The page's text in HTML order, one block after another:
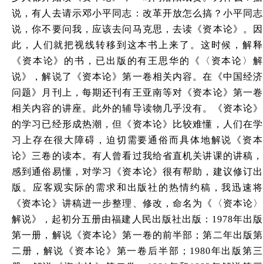
说，有人去请示邓小平同志：改革开放怎么搞？小平同志
说，你不要问我，应该去问马克思，去读《资本论》。因
此，人们就把视线转移到这本书上来了。这时候，解释
《资本论》的书，已出版的有王思华的《〈资本论〉解
说》，解说了《资本论》第一卷相关内容。在《中国经济
问题》月刊上，每期还刊有王亚南等对《资本论》第一卷
相关内容的讲座。此外的辅导读物几乎没有。《资本论》
的学习已经形成热潮，但《资本论》比较难懂，人们在学
习上存在很大障碍，迫切需要通俗而具体地解说《资本
论》三卷的读本。有人曾看过我给省直机关讲课的讲稿，
感到通俗易懂，对学习《资本论》很有帮助，建议修订出
版。应客观实际的需求和出版社的热情约稿，我迅速将
《资本论》讲稿进一步整理、修改，命名为《〈资本论〉
解说》，起初分五册由福建人民出版社出版：1978年出版
第一册，解说《资本论》第一卷的前半部；第二年出版第
二册，解说《资本论》第一卷后半部；1980年出版第三